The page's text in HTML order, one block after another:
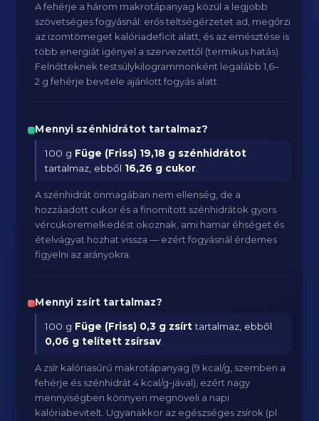
A fehérje a három makrotápanyag közül a legjobb
szövetséges fogyásnál: erős teltségérzetet ad, megőrzi
az izomtömeget kalóriadeficit alatt, és az emésztése is
több energiát igényel a szervezettől (termikus hatás).
Felnőtteknek testsúlykilogrammonként legalább 1,6–
2 g fehérje bevitele ajánlott fogyás alatt.
Mennyi szénhidrátot tartalmaz?
100 g Füge (Friss) 19,18 g szénhidrátot
tartalmaz, ebből 16,26 g cukor
A szénhidrát önmagában nem ellenség, de a
hozzáadott cukor és a finomított szénhidrátok gyors
vércukoremelkedést okoznak, ami hamar éhséget és
ételvágyat hozhat vissza — ezért fogyásnál érdemes
figyelni az arányokra.
Mennyi zsírt tartalmaz?
100 g Füge (Friss) 0,3 g zsírttartalmaz, ebből
0,06 g telített zsírsav
A zsír kalóriasűrű makrotápanyag (9 kcal/g, szemben a
fehérje és szénhidrát 4 kcal/g-jával), ezért nagy
mennyiségben könnyen megnöveli a napi
kalóriabevitelt. Ugyanakkor az egészséges zsírok (pl.